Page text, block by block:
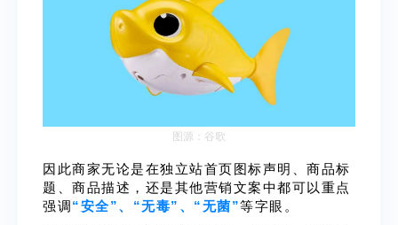
图源：谷歌
因此商家无论是在独立站首页图标声明、商品标
题、 商品描述，还是其他营销文案中都可以重点
强调“安全”、“无毒”、“无菌”等字眼。